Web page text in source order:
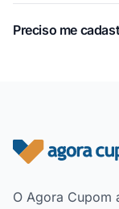
Preciso me
Rodapé do
O Agora Cupom